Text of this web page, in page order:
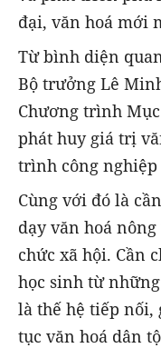
đại, văn hoá mới
Từ bình diện
Bộ trưởng Lê
Chương trình
phát huy giá trị
trình công nghiệp
Cùng với đó là
dạy văn hoá
chức xã hội. Cần
học sinh từ
là thế hệ tiếp nối,
tục văn hoá dân